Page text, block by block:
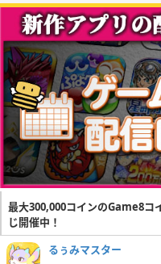
最大300,000コインのGame8コ
じ開催中！
るぅみマスター